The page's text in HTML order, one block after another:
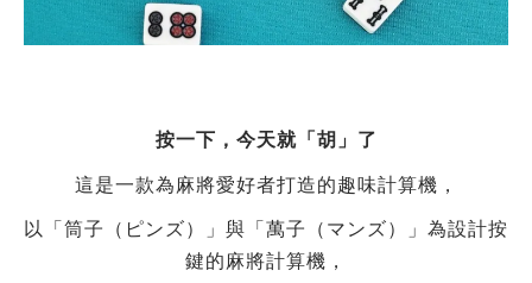
按一下，今天就「胡」了
這是一款為麻將愛好者打造的趣味計算機 ，
以「筒子（ピンズ）」與「萬子（マンズ）」為設計按
鍵的麻將計算機 ，